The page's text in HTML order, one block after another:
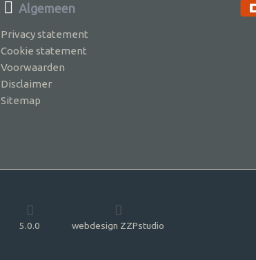
Algemeen
Privacy statement
Cookie statement
Voorwaarden
Disclaimer
Sitemap
5.0.0 webdesign ZZPstudio